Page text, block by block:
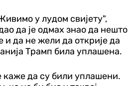
у лудом свијету",
да је одмах знао да нешто
и да не жели да открије да
Трамп била уплашена.
да су били уплашени.